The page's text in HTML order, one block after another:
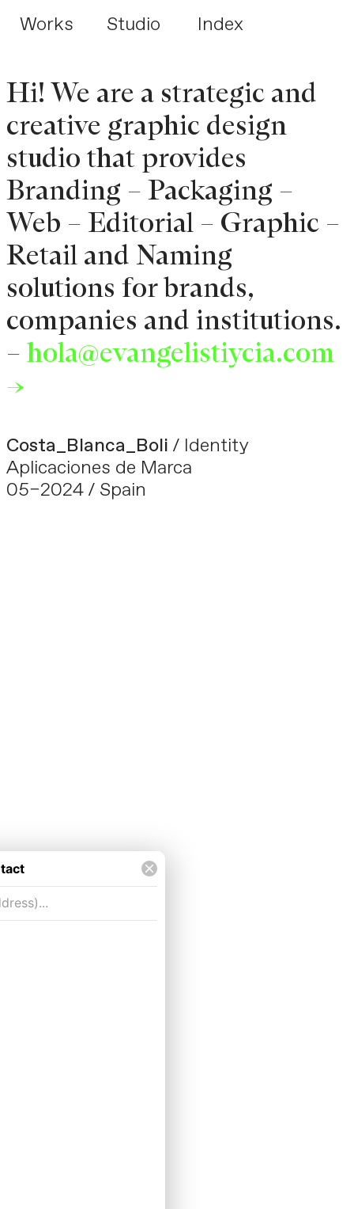
Works Studio Index
Hi! We are a strategic and
creative graphic design
studio that provides
Branding – Packaging –
Web – Editorial – Graphic –
Retail and Naming
solutions for brands,
companies and institutions.
–hola@evangelistiycia.com
→
Costa_Blanca_Boli / Identity
Aplicaciones de Marca
05–2024 / Spain